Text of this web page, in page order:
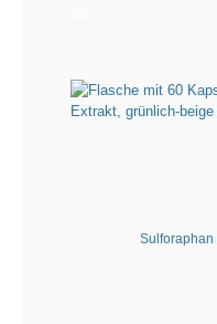
Sulforaphan